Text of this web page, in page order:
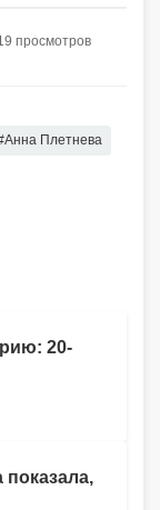
просмотров
Плетнева
20-